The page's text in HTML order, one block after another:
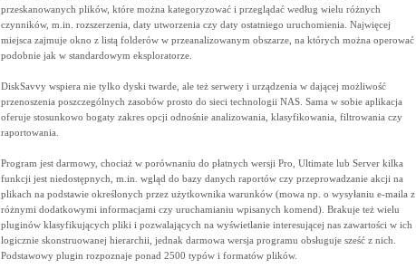
przeskanowanych plików, które można kategoryzować i przeglądać według wielu różnych
czynników, m.in. rozszerzenia, daty utworzenia czy daty ostatniego uruchomienia. Najwięcej
miejsca zajmuje okno z listą folderów w przeanalizowanym obszarze, na których można operować
podobnie jak w standardowym eksploratorze.
DiskSavvy wspiera nie tylko dyski twarde, ale też serwery i urządzenia w dającej możliwość
przenoszenia poszczególnych zasobów prosto do sieci technologii NAS. Sama w sobie aplikacja
oferuje stosunkowo bogaty zakres opcji odnośnie analizowania, klasyfikowania, filtrowania czy
raportowania.
Program jest darmowy, chociaż w porównaniu do płatnych wersji Pro, Ultimate lub Server kilka
funkcji jest niedostępnych, m.in. wgląd do bazy danych raportów czy przeprowadzanie akcji na
plikach na podstawie określonych przez użytkownika warunków (mowa np. o wysyłaniu e-maila z
różnymi dodatkowymi informacjami czy uruchamianiu wpisanych komend). Brakuje też wielu
pluginów klasyfikujących pliki i pozwalających na wyświetlanie interesującej nas zawartości w ich
logicznie skonstruowanej hierarchii, jednak darmowa wersja programu obsługuje sześć z nich.
Podstawowy plugin rozpoznaje ponad 2500 typów i formatów plików.